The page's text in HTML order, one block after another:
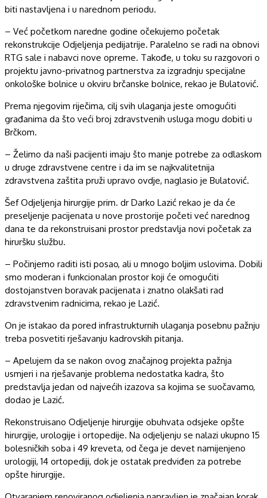
biti nastavljena i u narednom periodu.
– Već početkom naredne godine očekujemo početak
rekonstrukcije Odjeljenja pedijatrije. Paralelno se radi na obnovi
RTG sale i nabavci nove opreme. Takođe, u toku su razgovori o
projektu javno-privatnog partnerstva za izgradnju specijalne
onkološke bolnice u okviru brčanske bolnice, rekao je Bulatović.
Prema njegovim riječima, cilj svih ulaganja jeste omogućiti
građanima da što veći broj zdravstvenih usluga mogu dobiti u
Brčkom.
– Želimo da naši pacijenti imaju što manje potrebe za odlaskom
u druge zdravstvene centre i da im se najkvalitetnija
zdravstvena zaštita pruži upravo ovdje, naglasio je Bulatović.
Šef Odjeljenja hirurgije prim. dr Darko Lazić rekao je da će
preseljenje pacijenata u nove prostorije početi već narednog
dana te da rekonstruisani prostor predstavlja novi početak za
hiruršku službu.
– Počinjemo raditi isti posao, ali u mnogo boljim uslovima. Dobili
smo moderan i funkcionalan prostor koji će omogućiti
dostojanstven boravak pacijenata i znatno olakšati rad
zdravstvenim radnicima, rekao je Lazić.
On je istakao da pored infrastrukturnih ulaganja posebnu pažnju
treba posvetiti rješavanju kadrovskih pitanja.
– Apelujem da se nakon ovog značajnog projekta pažnja
usmjeri i na rješavanje problema nedostatka kadra, što
predstavlja jedan od najvećih izazova sa kojima se suočavamo,
dodao je Lazić.
Rekonstruisano Odjeljenje hirurgije obuhvata odsjeke opšte
hirurgije, urologije i ortopedije. Na odjeljenju se nalazi ukupno 15
bolesničkih soba i 49 kreveta, od čega je devet namijenjeno
urologiji, 14 ortopediji, dok je ostatak predviđen za potrebe
opšte hirurgije.